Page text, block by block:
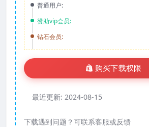
普通用户:
赞助vip会员:
钻石会员:
购买下载权限
最近更新: 2024-08-15
下载遇到问题？可联系客服或反馈